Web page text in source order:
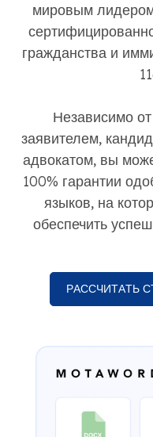
мировым
гражданства и
Независимо
заявителем,
адвокатом, вы
100% гарантии
языков, на
обеспечить
РАССЧИТАТЬ